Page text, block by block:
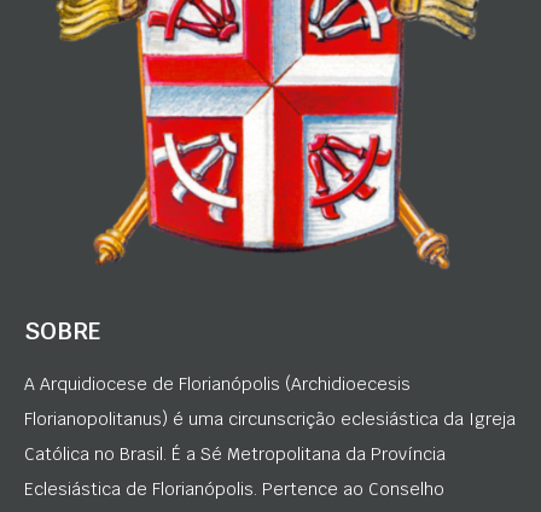
SOBRE
A Arquidiocese de Florianópolis (Archidioecesis
Florianopolitanus) é uma circunscrição eclesiástica da Igreja
Católica no Brasil. É a Sé Metropolitana da Província
Eclesiástica de Florianópolis. Pertence ao Conselho